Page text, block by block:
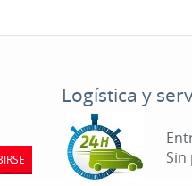
Logística y
Sin